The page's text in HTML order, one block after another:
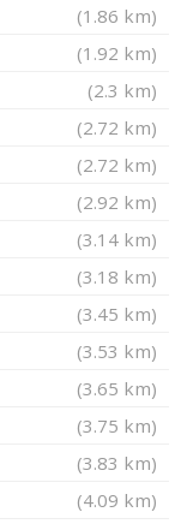
(1.86 km)
(1.92 km)
(2.3 km)
(2.72 km)
(2.72 km)
(2.92 km)
(3.14 km)
(3.18 km)
(3.45 km)
(3.53 km)
(3.65 km)
(3.75 km)
(3.83 km)
(4.09 km)